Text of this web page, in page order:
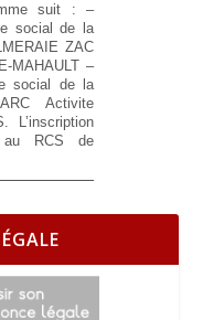
suit : –
social de la
ZAC
MAHAULT–
social de la
Activite
L’inscription
au RCS de